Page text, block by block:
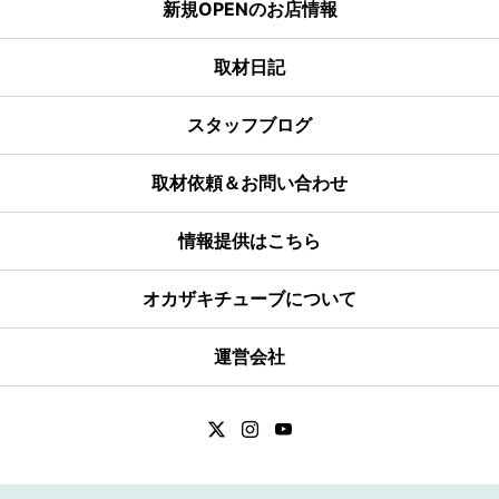
新規OPENのお店情報
取材日記
スタッフブログ
取材依頼＆お問い合わせ
情報提供はこちら
オカザキチューブについて
運営会社